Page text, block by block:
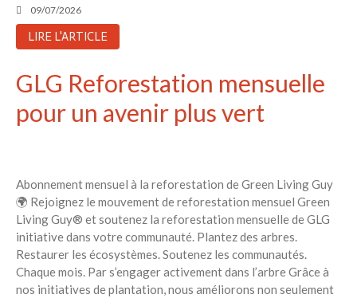
09/07/2026
LIRE L'ARTICLE
GLG Reforestation mensuelle
pour un avenir plus vert
Abonnement mensuel à la reforestation de Green Living Guy
🌍 Rejoignez le mouvement de reforestation mensuel Green
Living Guy® et soutenez la reforestation mensuelle de GLG
initiative dans votre communauté. Plantez des arbres.
Restaurer les écosystèmes. Soutenez les communautés.
Chaque mois. Par s’engager activement dans l’arbre Grâce à
nos initiatives de plantation, nous améliorons non seulement